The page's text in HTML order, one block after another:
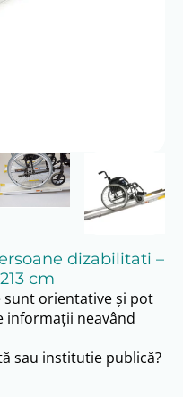
dizabilitati –
cm
sunt orientative și pot
informații neavând
sau institutie publică?